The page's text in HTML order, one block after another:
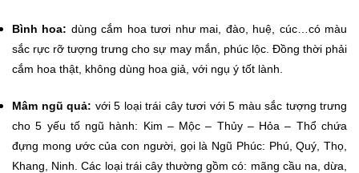
Bình hoa: dùng cắm hoa tươi như mai, đào, huệ, cúc…có màu
sắc rực rỡ tượng trưng cho sự may mắn, phúc lộc. Đồng thời phải
cắm hoa thật, không dùng hoa giả, với ngụ ý tốt lành.
Mâm ngũ quả: với 5 loại trái cây tươi với 5 màu sắc tượng trưng
cho 5 yếu tố ngũ hành: Kim – Mộc – Thủy – Hỏa – Thổ chứa
đựng mong ước của con người, gọi là Ngũ Phúc: Phú, Quý, Thọ,
Khang, Ninh. Các loại trái cây thường gồm có: mãng cầu na, dừa,